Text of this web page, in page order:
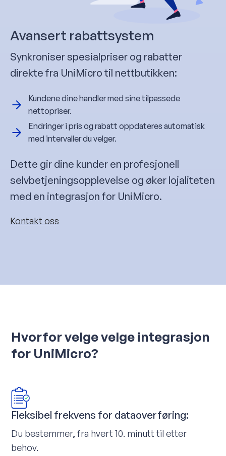
Avansert rabattsystem
Synkroniser spesialpriser og rabatter
direkte fra UniMicro til nettbutikken:
Kundene dine handler med sine tilpassede
nettopriser.
Endringer i pris og rabatt oppdateres automatisk
med intervaller du velger.
Dette gir dine kunder en profesjonell
selvbetjeningsopplevelse og øker lojaliteten
med en integrasjon for UniMicro.
Kontakt oss
Hvorfor velge velge integrasjon
for UniMicro?
Fleksibel frekvens for dataoverføring:
Du bestemmer, fra hvert 10. minutt til etter
behov.